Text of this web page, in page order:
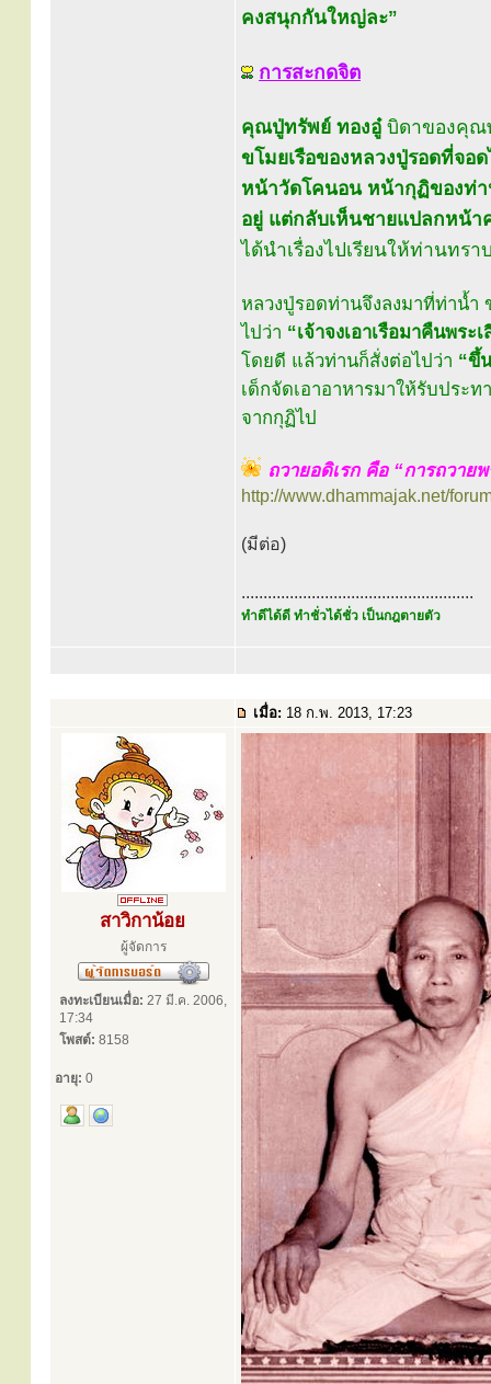
คงสนุกกันใหญ่ละ”
การสะกดจิต
คุณปู่ทรัพย์ ทองอู๋บิดาของคุณ
ขโมยเรือของหลวงปู่รอดที่จอ
หน้าวัดโคนอน หน้ากุฏิของท่า
อยู่ แต่กลับเห็นชายแปลกหน้า
ได้นำเรื่องไปเรียนให้ท่านทรา
หลวงปู่รอดท่านจึงลงมาที่ท่าน้
ไปว่า “เจ้าจงเอาเรือมาคืนพร
โดยดี แล้วท่านก็สั่งต่อไปว่า “ขึ้
เด็กจัดเอาอาหารมาให้รับประ
จากกุฏิไป
ถวายอดิเรก คือ “การถวาย
http://www.dhammajak.net/
(มีต่อ)
.....................................................
ทำดีได้ดี ทำชั่วได้ชั่ว เป็นกฎตายตัว
เมื่อ: 18 ก.พ. 2013, 17:23
สาวิกาน้อย
ผู้จัดการ
ลงทะเบียนเมื่อ: 27 มี.ค. 2006,
17:34
โพสต์: 8158
อายุ: 0